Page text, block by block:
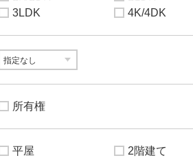
3LDK
4K/4DK
所有権
平屋 2階建て